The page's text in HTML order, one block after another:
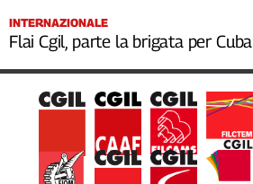
INTERNAZIONALE
Flai Cgil, parte la brigata per Cuba